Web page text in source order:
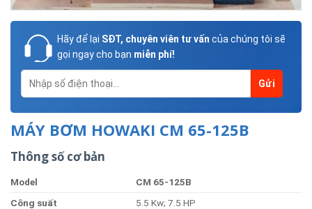
Hãy để lại SĐT, chuyên viên tư vấn của chúng tôi sẽ
gọi ngay cho bạn miễn phí!
MÁY BƠM HOWAKI CM 65-125B
Thông số cơ bản
Model CM 65-125B
Công suất
5.5 Kw; 7.5 HP